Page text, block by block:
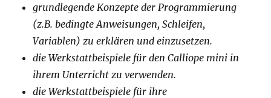
grundlegende Konzepte der Programmierung
(z.B. bedingte Anweisungen, Schleifen,
Variablen) zu erklären und einzusetzen.
die Werkstattbeispiele für den Calliope mini in
ihrem Unterricht zu verwenden.
die Werkstattbeispiele für ihre